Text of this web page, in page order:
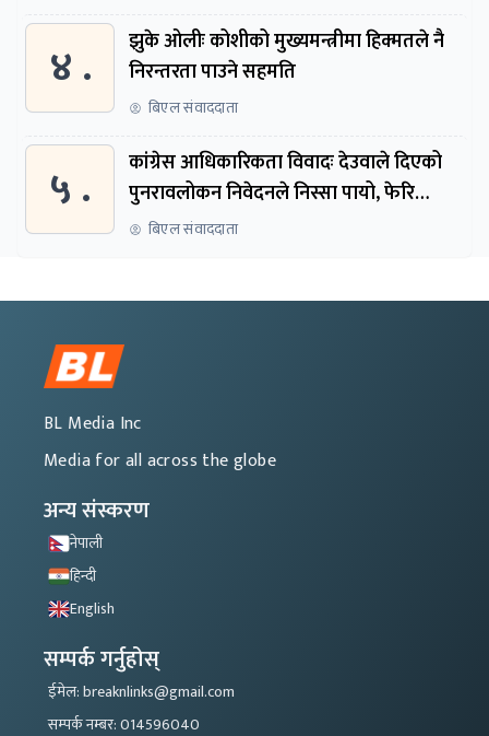
४ .
झुके ओलीः कोशीको मुख्यमन्त्रीमा हिक्मतले नै
निरन्तरता पाउने सहमति
बिएल संवाददाता
५ .
कांग्रेस आधिकारिकता विवादः देउवाले दिएको
पुनरावलोकन निवेदनले निस्सा पायो, फेरि
सुरुदेखि सुनुवाइ हुने
बिएल संवाददाता
BL Media Inc
Media for all across the globe
अन्य संस्करण
नेपाली
हिन्दी
English
सम्पर्क गर्नुहोस्
ईमेल: breaknlinks@gmail.com
सम्पर्क नम्बर: 014596040